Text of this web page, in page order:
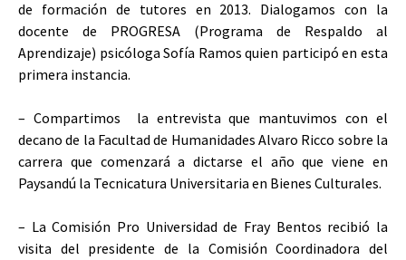
de formación de tutores en 2013. Dialogamos con la
docente de PROGRESA (Programa de Respaldo al
Aprendizaje) psicóloga Sofía Ramos quien participó en esta
primera instancia.
– Compartimos la entrevista que mantuvimos con el
decano de la Facultad de Humanidades Alvaro Ricco sobre la
carrera que comenzará a dictarse el año que viene en
Paysandú la Tecnicatura Universitaria en Bienes Culturales.
– La Comisión Pro Universidad de Fray Bentos recibió la
visita del presidente de la Comisión Coordinadora del